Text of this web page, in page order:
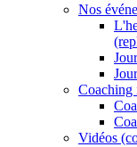
Nos
Coaching
Vidéos